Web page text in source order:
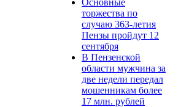
торжества по
случаю 363-летия
Пензы пройдут 12
сентября
В Пензенской
области мужчина за
две недели передал
мошенникам более
17 млн. рублей